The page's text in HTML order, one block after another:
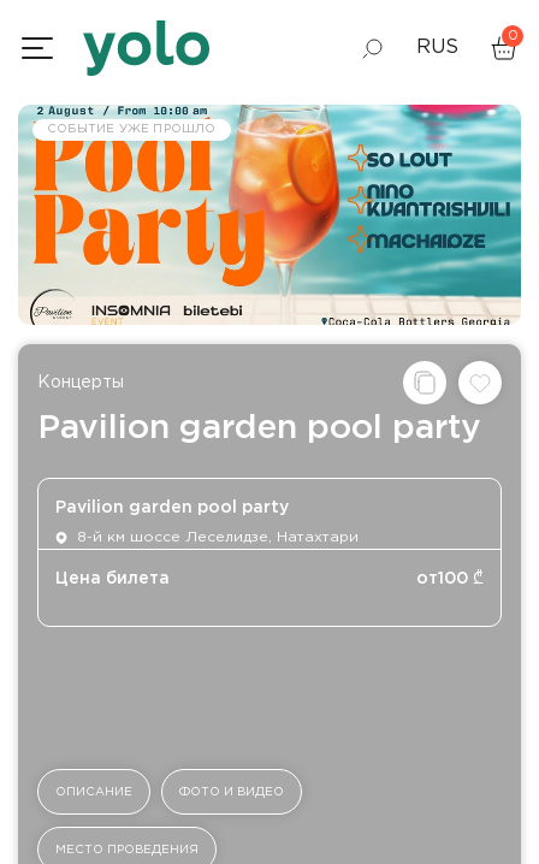
RUS
GEO
ENG
0
СОБЫТИЕ УЖЕ ПРОШЛО
Концерты
Pavilion garden pool party
Pavilion garden pool party
8-й км шоссе Леселидзе, Натахтари
Цена билета от 100 ₾
ОПИСАНИЕ ФОТО И ВИДЕО
МЕСТО ПРОВЕДЕНИЯ